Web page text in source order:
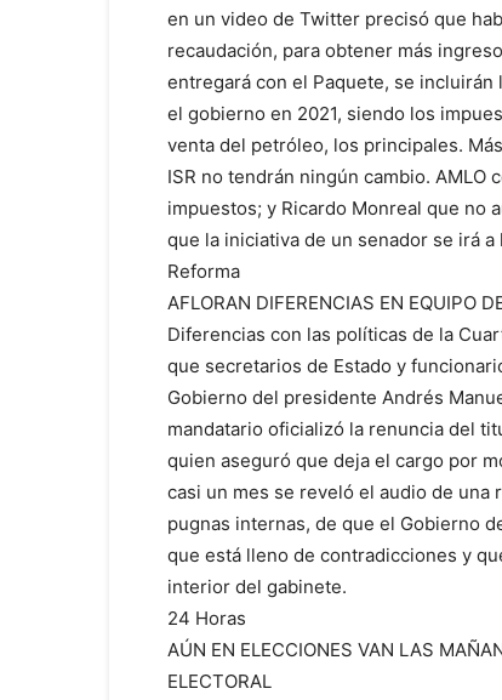
en un video de Twitter precisó que
recaudación, para obtener más
entregará con el Paquete, se
el gobierno en 2021, siendo los
venta del petróleo, los principales.
ISR no tendrán ningún cambio. AMLO
impuestos; y Ricardo Monreal que no
que la iniciativa de un senador se irá a
Reforma
AFLORAN DIFERENCIAS EN EQUIPO
Diferencias con las políticas de la
que secretarios de Estado y
Gobierno del presidente Andrés
mandatario oficializó la renuncia del
quien aseguró que deja el cargo por
casi un mes se reveló el audio de una
pugnas internas, de que el Gobierno
que está lleno de contradicciones y
interior del gabinete.
24 Horas
AÚN EN ELECCIONES VAN LAS
ELECTORAL